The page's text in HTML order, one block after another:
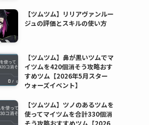
【ツムツム】リリアヴァンルー
ジュの評価とスキルの使い方
【ツムツム】鼻が黒いツムでマ
イツムを420個消そう攻略おす
すめツム【2026年5月スター
ウォーズイベント】
【ツムツム】ツノのあるツムを
使ってマイツムを合計330個消